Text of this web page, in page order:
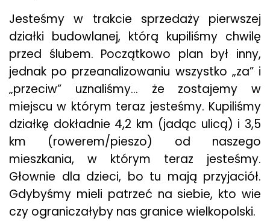
Jesteśmy w trakcie sprzedaży pierwszej
działki budowlanej, którą kupiliśmy chwilę
przed ślubem. Początkowo plan był inny,
jednak po przeanalizowaniu wszystko „za” i
„przeciw” uznaliśmy… że zostajemy w
miejscu w którym teraz jesteśmy. Kupiliśmy
działkę dokładnie 4,2 km (jadąc ulicą) i 3,5
km (rowerem/pieszo) od naszego
mieszkania, w którym teraz jesteśmy.
Głownie dla dzieci, bo tu mają przyjaciół.
Gdybyśmy mieli patrzeć na siebie, kto wie
czy ograniczałyby nas granice wielkopolski.